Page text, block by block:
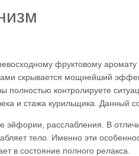
фруктовому
скрывается мощнейший
полностью контролируете
и стажа курильщика. Данный
эйфории, расслабления. В
тело. Именно эти
в состояние полного релакса.